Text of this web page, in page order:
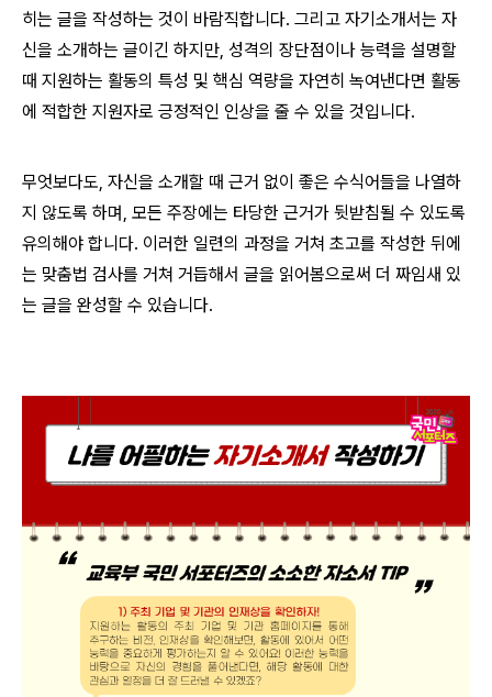
히는 글을 작성하는 것이 바람직합니다. 그리고 자기소개서는 자
신을 소개하는 글이긴 하지만, 성격의 장단점이나 능력을 설명할
때 지원하는 활동의 특성 및 핵심 역량을 자연히 녹여낸다면 활동
에 적합한 지원자로 긍정적인 인상을 줄 수 있을 것입니다.
무엇보다도, 자신을 소개할 때 근거 없이 좋은 수식어들을 나열하
지 않도록 하며, 모든 주장에는 타당한 근거가 뒷받침될 수 있도록
유의해야 합니다. 이러한 일련의 과정을 거쳐 초고를 작성한 뒤에
는 맞춤법 검사를 거쳐 거듭해서 글을 읽어봄으로써 더 짜임새 있
는 글을 완성할 수 있습니다.